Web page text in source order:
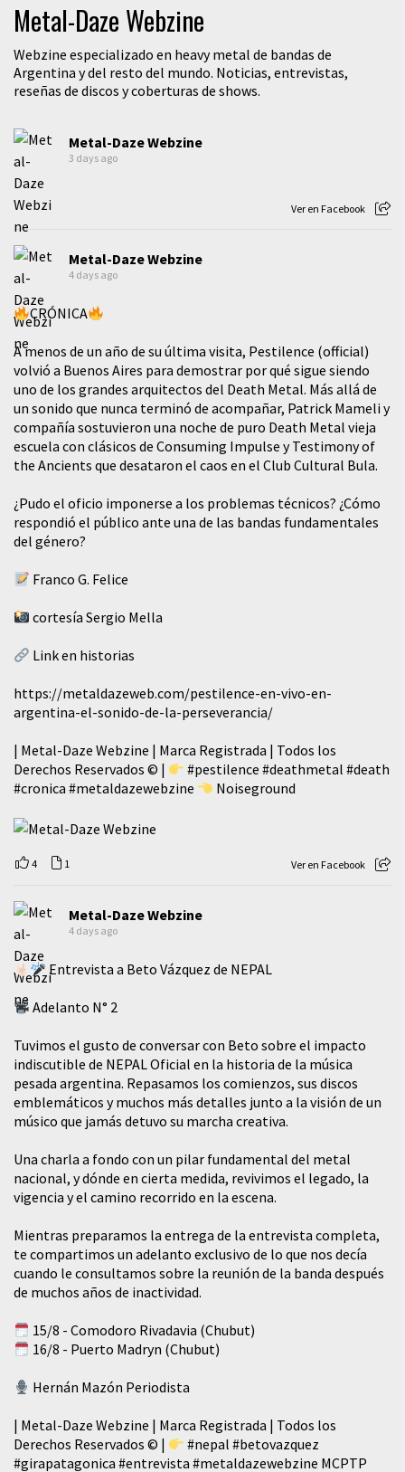
Metal-Daze Webzine
Webzine especializado en heavy metal de bandas de
Argentina y del resto del mundo. Noticias, entrevistas,
reseñas de discos y coberturas de shows.
Metal-Daze Webzine
3 days ago
Ver en Facebook
Metal-Daze Webzine
4 days ago
CRÓNICA
A menos de un año de su última visita, Pestilence (official)
volvió a Buenos Aires para demostrar por qué sigue siendo
uno de los grandes arquitectos del Death Metal. Más allá de
un sonido que nunca terminó de acompañar, Patrick Mameli y
compañía sostuvieron una noche de puro Death Metal vieja
escuela con clásicos de Consuming Impulse y Testimony of
the Ancients que desataron el caos en el Club Cultural Bula.
¿Pudo el oficio imponerse a los problemas técnicos? ¿Cómo
respondió el público ante una de las bandas fundamentales
del género?
Franco G. Felice
cortesía Sergio Mella
Link en historias
https://metaldazeweb.com/pestilence-en-vivo-en-
argentina-el-sonido-de-la-perseverancia/
| Metal-Daze Webzine | Marca Registrada | Todos los
Derechos Reservados © |
#pestilence #deathmetal #death
#cronica #metaldazewebzine Noiseground
4 1 Ver en Facebook
Metal-Daze Webzine
4 days ago
Entrevista a Beto Vázquez de NEPAL
Adelanto N° 2
Tuvimos el gusto de conversar con Beto sobre el impacto
indiscutible de NEPAL Oficial en la historia de la música
pesada argentina. Repasamos los comienzos, sus discos
emblemáticos y muchos más detalles junto a la visión de un
músico que jamás detuvo su marcha creativa.
​Una charla a fondo con un pilar fundamental del metal
nacional, y dónde en cierta medida, revivimos el legado, la
vigencia y el camino recorrido en la escena.
Mientras preparamos la entrega de la entrevista completa,
te compartimos un adelanto exclusivo de lo que nos decía
cuando le consultamos sobre la reunión de la banda después
de muchos años de inactividad.
15/8 - Comodoro Rivadavia (Chubut)
16/8 - Puerto Madryn (Chubut)
Hernán Mazón Periodista
| Metal-Daze Webzine | Marca Registrada | Todos los
Derechos Reservados © |
#nepal #betovazquez
#girapatagonica #entrevista #metaldazewebzine MCPTP